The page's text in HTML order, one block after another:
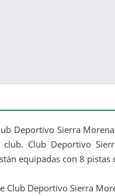
Deportivo Sierra
Club Deportivo
equipadas con 8
Club Deportivo Sierra